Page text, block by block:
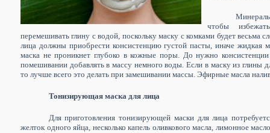
чтобы
перемешивать глину с водой, поскольку маску с комками будет весьма
лица должны приобрести консистенцию густой пасты, иначе жидкая
маска не проникнет глубоко в кожные поры. До нужно
помешивании добавлять в массу немного воды.Если в маску из глины
то лучше всего это делать при замешивании массы. Эфирные масла
Тонизирующая маска для лица
Для приготовления тонизирующей маски для лица
желток одного яйца, несколько капель оливкового масла, лимонное